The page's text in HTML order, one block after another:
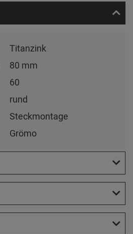
Titanzink
80 mm
60
rund
Steckmontage
Grömo